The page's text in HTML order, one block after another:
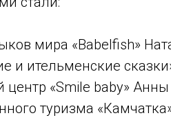
мира «Babelfish»
и ительменские
«Smile baby» Анны
туризма